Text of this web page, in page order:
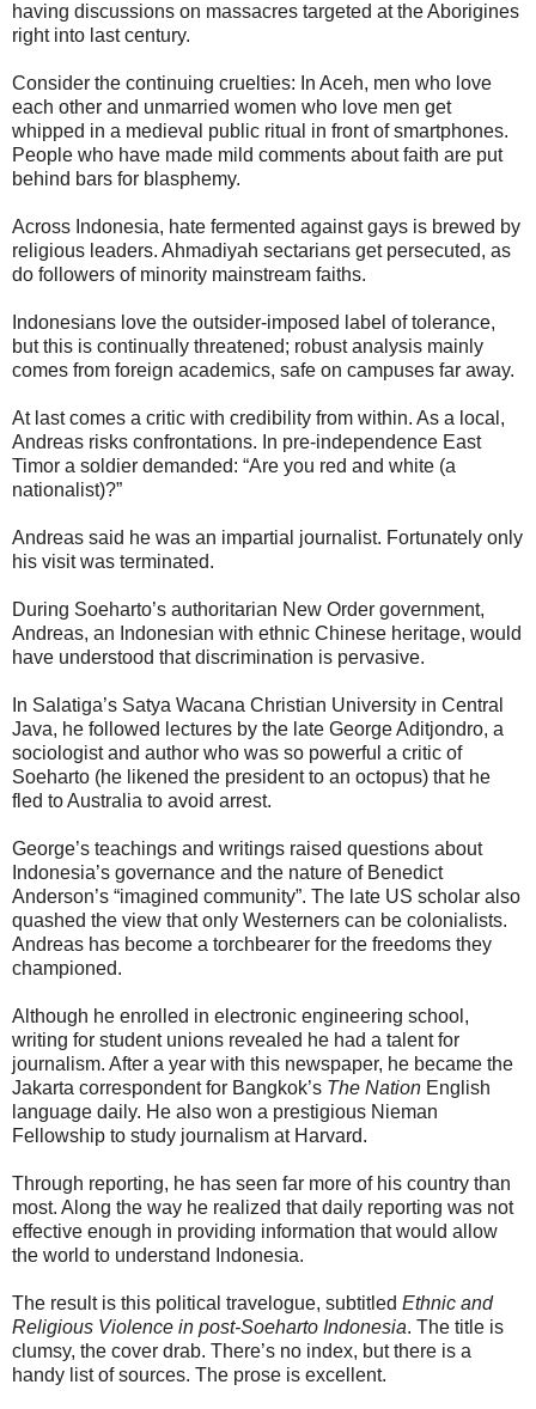
having discussions on massacres targeted at the Aborigines
right into last century.
Consider the continuing cruelties: In Aceh, men who love
each other and unmarried women who love men get
whipped in a medieval public ritual in front of smartphones.
People who have made mild comments about faith are put
behind bars for blasphemy.
Across Indonesia, hate fermented against gays is brewed by
religious leaders. Ahmadiyah sectarians get persecuted, as
do followers of minority mainstream faiths.
Indonesians love the outsider-imposed label of tolerance,
but this is continually threatened; robust analysis mainly
comes from foreign academics, safe on campuses far away.
At last comes a critic with credibility from within. As a local,
Andreas risks confrontations. In pre-independence East
Timor a soldier demanded: “Are you red and white (a
nationalist)?”
Andreas said he was an impartial journalist. Fortunately only
his visit was terminated.
During Soeharto’s authoritarian New Order government,
Andreas, an Indonesian with ethnic Chinese heritage, would
have understood that discrimination is pervasive.
In Salatiga’s Satya Wacana Christian University in Central
Java, he followed lectures by the late George Aditjondro, a
sociologist and author who was so powerful a critic of
Soeharto (he likened the president to an octopus) that he
fled to Australia to avoid arrest.
George’s teachings and writings raised questions about
Indonesia’s governance and the nature of Benedict
Anderson’s “imagined community”. The late US scholar also
quashed the view that only Westerners can be colonialists.
Andreas has become a torchbearer for the freedoms they
championed.
Although he enrolled in electronic engineering school,
writing for student unions revealed he had a talent for
journalism. After a year with this newspaper, he became the
Jakarta correspondent for Bangkok’s The Nation English
language daily. He also won a prestigious Nieman
Fellowship to study journalism at Harvard.
Through reporting, he has seen far more of his country than
most. Along the way he realized that daily reporting was not
effective enough in providing information that would allow
the world to understand Indonesia.
The result is this political travelogue, subtitled Ethnic and
Religious Violence in post-Soeharto Indonesia. The title is
clumsy, the cover drab. There’s no index, but there is a
handy list of sources. The prose is excellent.